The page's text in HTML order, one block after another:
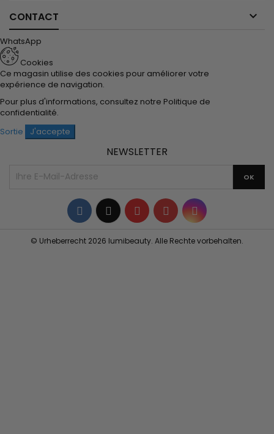
CONTACT 
WhatsApp
Cookies
Ce magasin utilise des cookies pour améliorer votre
expérience de navigation.
Pour plus d'informations, consultez notre Politique de
confidentialité.
Sortie
J'accepte
NEWSLETTER
Facebook
TwitterYouTubePinterestInstagram
© Urheberrecht 2026 lumibeauty. Alle Rechte vorbehalten.